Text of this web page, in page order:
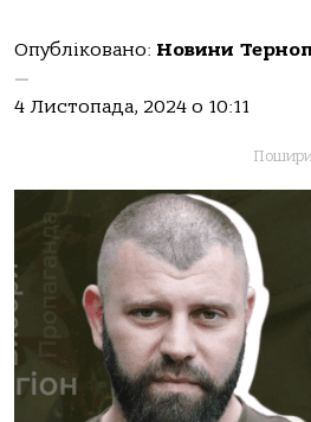
Опубліковано: Новини
—
4 Листопада, 2024 о 10:11